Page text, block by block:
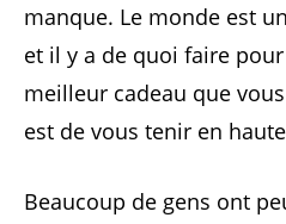
manque. Le monde est
et il y a de quoi faire
meilleur cadeau que
est de vous tenir en
Beaucoup de gens ont